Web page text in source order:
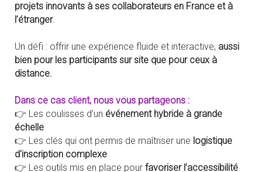
projets innovants à ses collaborateurs en France et à
l’étranger.
Un défi : offrir une expérience fluide et interactive, aussi
bien pour les participants sur site que pour ceux à
distance.
Dans ce cas client, nous vous partageons :
👉 Les coulisses d’un événement hybride à grande
échelle
👉 Les clés qui ont permis de maîtriser une logistique
d'inscription complexe
👉 Les outils mis en place pour favoriser l’accessibilité